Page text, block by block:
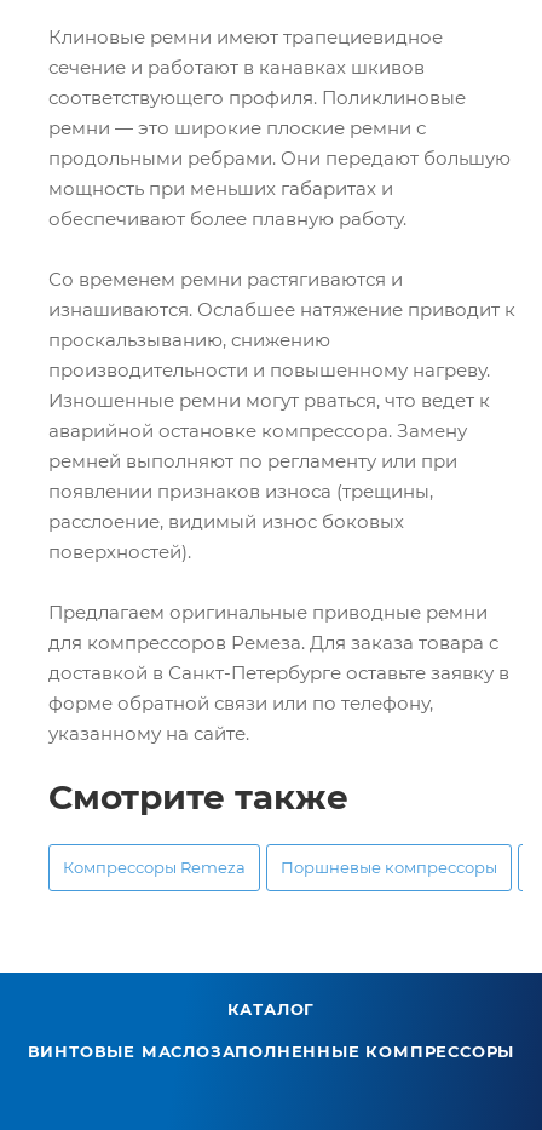
Клиновые ремни имеют трапециевидное
сечение и работают в канавках шкивов
соответствующего профиля. Поликлиновые
ремни — это широкие плоские ремни с
продольными ребрами. Они передают большую
мощность при меньших габаритах и
обеспечивают более плавную работу.
Со временем ремни растягиваются и
изнашиваются. Ослабшее натяжение приводит к
проскальзыванию, снижению
производительности и повышенному нагреву.
Изношенные ремни могут рваться, что ведет к
аварийной остановке компрессора. Замену
ремней выполняют по регламенту или при
появлении признаков износа (трещины,
расслоение, видимый износ боковых
поверхностей).
Предлагаем оригинальные приводные ремни
для компрессоров Ремеза. Для заказа товара с
доставкой в Санкт-Петербурге оставьте заявку в
форме обратной связи или по телефону,
указанному на сайте.
Смотрите также
Компрессоры Remeza Поршневые компрессоры
КАТАЛОГ
ВИНТОВЫЕ МАСЛОЗАПОЛНЕННЫЕ КОМПРЕССОРЫ